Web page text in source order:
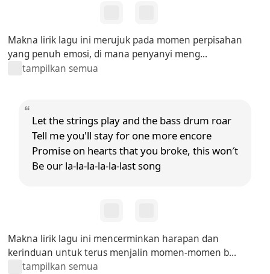
Makna lirik lagu ini merujuk pada momen perpisahan
yang penuh emosi, di mana penyanyi meng...
tampilkan semua
Let the strings play and the bass drum roar
Tell me you'll stay for one more encore
Promise on hearts that you broke, this won′t
Be our la-la-la-la-la-last song
Makna lirik lagu ini mencerminkan harapan dan
kerinduan untuk terus menjalin momen-momen b...
tampilkan semua